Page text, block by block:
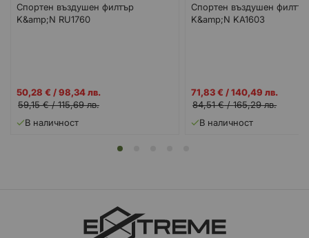
Спортен въздушен филтър
K&amp;N RU1760
Промо
цена
50,28 € /98,34 лв.
59,15 €/115,69 лв.
В наличност
Спортен въздушен филтър
K&amp;N KA1603
Промо
цена
71,83 € /140,49 лв.
84,51 €/165,29 лв.
В наличност